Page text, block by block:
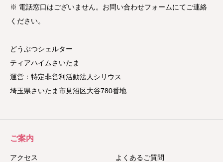
※ 電話窓口はございません。お問い合わせフォームにてご連絡
ください。
どうぶつシェルター
ティアハイムさいたま
運営：特定非営利活動法人シリウス
埼玉県さいたま市見沼区大谷780番地
ご案内
アクセス よくあるご質問